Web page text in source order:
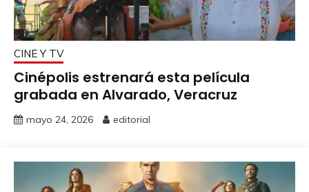
CINE Y TV
Cinépolis estrenará esta película
grabada en Alvarado, Veracruz
mayo 24, 2026 editorial